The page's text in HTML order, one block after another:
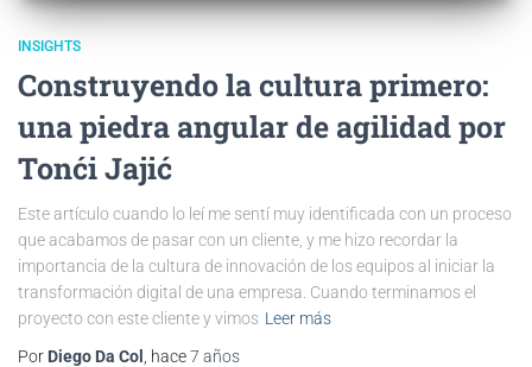
INSIGHTS
Construyendo la cultura primero:
una piedra angular de agilidad por
Tonći Jajić
Este artículo cuando lo leí me sentí muy identificada con un proceso
que acabamos de pasar con un cliente, y me hizo recordar la
importancia de la cultura de innovación de los equipos al iniciar la
transformación digital de una empresa. Cuando terminamos el
proyecto con este cliente y vimos Leer más
Por Diego Da Col , hace7 años